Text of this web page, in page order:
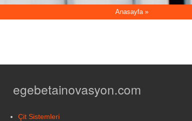
Anasayfa»
egebetainovasyon.com
Çit Sistemleri